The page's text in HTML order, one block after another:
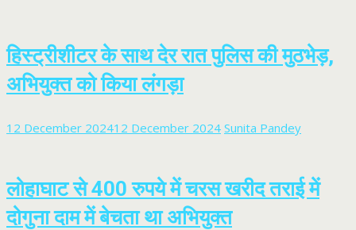
हिस्ट्रीशीटर के साथ देर रात पुलिस की मुठभेड़,
अभियुक्त को किया लंगड़ा
12 December 202412 December 2024 Sunita Pandey
लोहाघाट से 400 रुपये में चरस खरीद तराई में
दोगुना दाम में बेचता था अभियुक्त